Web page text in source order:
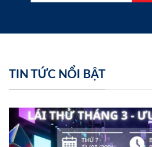
TIN TỨC NỔI BẬT